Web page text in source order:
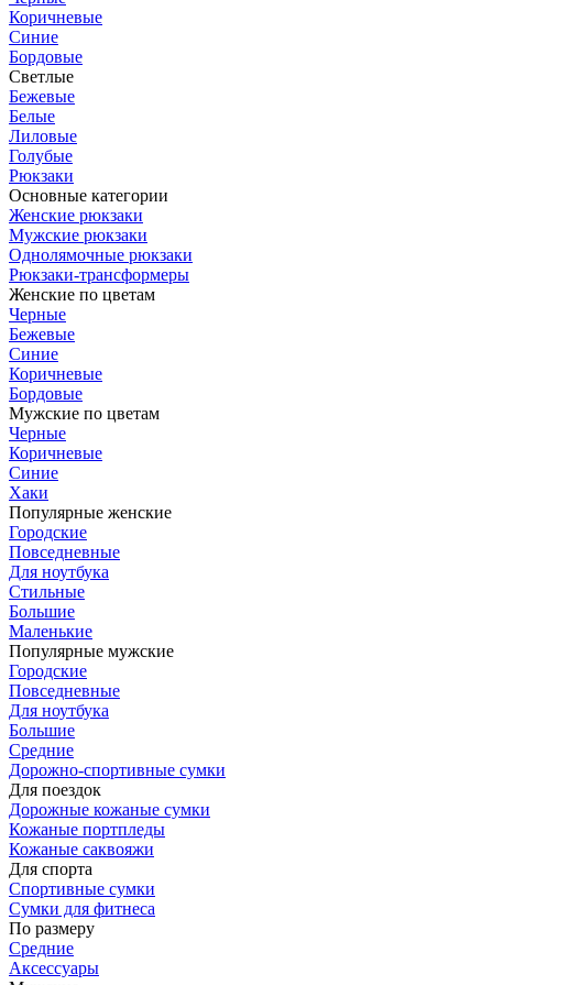
Коричневые
Синие
Бордовые
Светлые
Бежевые
Белые
Лиловые
Голубые
Рюкзаки
Основные категории
Женские рюкзаки
Мужские рюкзаки
Однолямочные рюкзаки
Рюкзаки-трансформеры
Женские по цветам
Черные
Бежевые
Синие
Коричневые
Бордовые
Мужские по цветам
Черные
Коричневые
Синие
Хаки
Популярные женские
Городские
Повседневные
Для ноутбука
Стильные
Большие
Маленькие
Популярные мужские
Городские
Повседневные
Для ноутбука
Большие
Средние
Дорожно-спортивные сумки
Для поездок
Дорожные кожаные сумки
Кожаные портпледы
Кожаные саквояжи
Для спорта
Спортивные сумки
Сумки для фитнеса
По размеру
Средние
Аксессуары